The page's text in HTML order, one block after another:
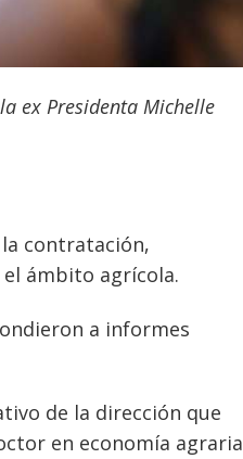
ex Presidenta Michelle
contratación,
ámbito agrícola.
a informes
de la dirección que
en economía agraria